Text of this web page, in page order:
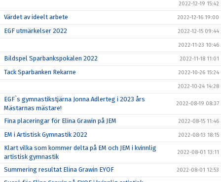
2022-12-19 15:42
Värdet av ideelt arbete 2022-12-16 19:00
EGF utmärkelser 2022 2022-12-15 09:44
2022-11-23 10:46
Bildspel Sparbankspokalen 2022 2022-11-18 11:01
Tack Sparbanken Rekarne 2022-10-26 15:24
2022-10-24 14:28
EGF`s gymnastikstjärna Jonna Adlerteg i 2023 års
Mästarnas mästare!
2022-08-19 08:37
Fina placeringar för Elina Grawin på JEM 2022-08-15 11:46
EM i Artistisk Gymnastik 2022 2022-08-13 18:15
Klart vilka som kommer delta på EM och JEM i kvinnlig
artistisk gymnastik
2022-08-01 13:11
Summering resultat Elina Grawin EYOF 2022-08-01 12:53